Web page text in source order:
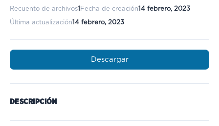
Recuento de archivos1 Fecha de creación14 febrero, 2023
Última actualización14 febrero, 2023
Descargar
DESCRIPCIÓN